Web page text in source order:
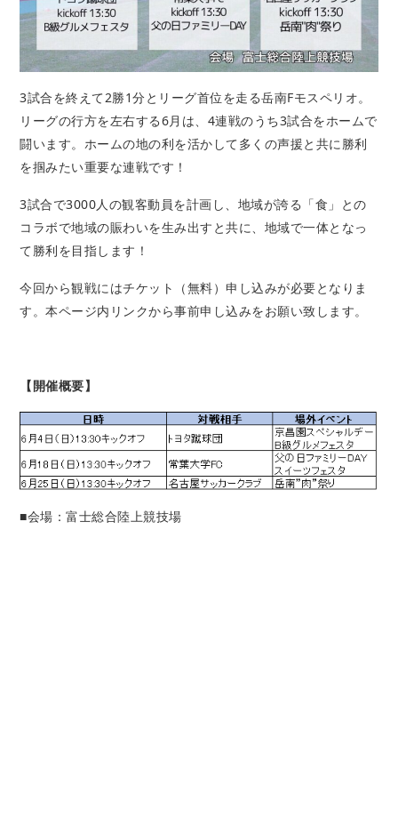
3試合を終えて2勝1分とリーグ首位を走る岳南Fモスペリオ。
リーグの行方を左右する6月は、4連戦のうち3試合をホームで
闘います。ホームの地の利を活かして多くの声援と共に勝利
を掴みたい重要な連戦です！
3試合で3000人の観客動員を計画し、地域が誇る「食」との
コラボで地域の賑わいを生み出すと共に、地域で一体となっ
て勝利を目指します！
今回から観戦にはチケット（無料）申し込みが必要となりま
す。本ページ内リンクから事前申し込みをお願い致します。
【開催概要】
■会場：富士総合陸上競技場